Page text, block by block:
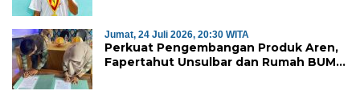
Jumat, 24 Juli 2026, 20:30 WITA
Perkuat Pengembangan Produk Aren,
Fapertahut Unsulbar dan Rumah BUMN